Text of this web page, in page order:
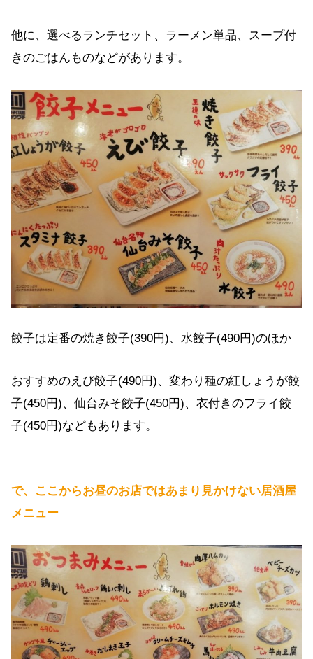
他に、選べるランチセット、ラーメン単品、スープ付
きのごはんものなどがあります。
餃子は定番の焼き餃子(390円)、水餃子(490円)のほか
おすすめのえび餃子(490円)、変わり種の紅しょうが餃
子(450円)、仙台みそ餃子(450円)、衣付きのフライ餃
子(450円)などもあります。
で、ここからお昼のお店ではあまり見かけない居酒屋
メニュー